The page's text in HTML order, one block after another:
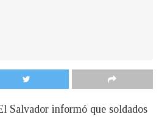
Salvador informó que soldados